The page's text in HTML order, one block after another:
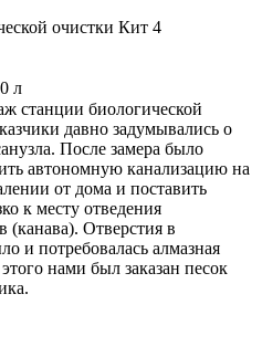
очистки Кит 4
0 л
станции биологической
давно задумывались о
После замера было
автономную канализацию на
от дома и поставить
к месту отведения
(канава). Отверстия в
и потребовалась алмазная
нами был заказан песок